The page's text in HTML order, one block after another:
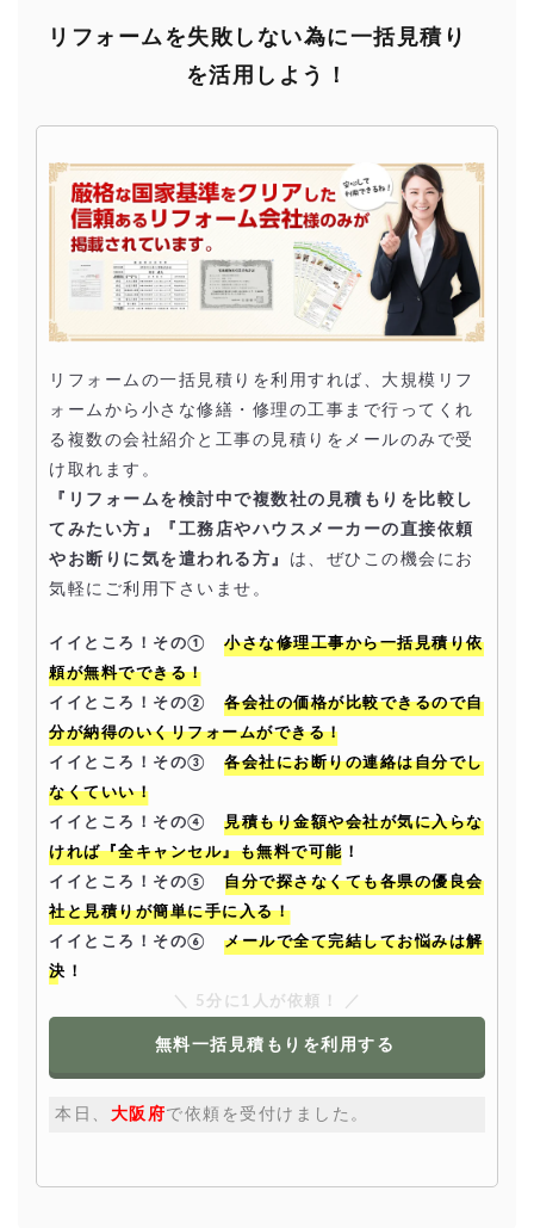
リフォームを失敗しない為に一括見積り
を活用しよう！
リフォームの一括見積りを利用すれば、大規模リフ
ォームから小さな修繕・修理の工事まで行ってくれ
る複数の会社紹介と工事の見積りをメールのみで受
け取れます。
『リフォームを検討中で複数社の見積もりを比較し
てみたい方』『工務店やハウスメーカーの直接依頼
やお断りに気を遣われる方』
は、ぜひこの機会にお
気軽にご利用下さいませ。
イイところ！その①
小さな修理工事から一括見積り依
頼が無料でできる！
イイところ！その②
各会社の価格が比較できるので自
分が納得のいくリフォームができる！
イイところ！その③
各会社にお断りの連絡は自分でし
なくていい！
イイところ！その④
見積もり金額や会社が気に入らな
ければ『全キャンセル』も無料で可能！
イイところ！その⑤
自分で探さなくても各県の優良会
社と見積りが簡単に手に入る！
イイところ！その⑥
メールで全て完結してお悩みは解
決！
＼ 5分に1人が依頼！ ／
無料一括見積もりを利用する
県で依